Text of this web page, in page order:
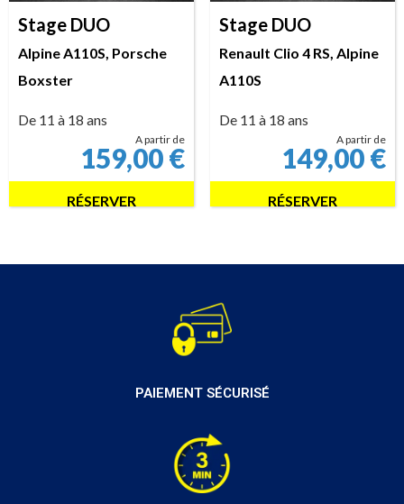
Stage DUO
Alpine A110S, Porsche
Boxster
De 11 à 18 ans
A partir de
159,00€
RÉSERVER
Stage DUO
Renault Clio 4 RS, Alpine
A110S
De 11 à 18 ans
A partir de
149,00€
RÉSERVER
PAIEMENT SÉCURISÉ